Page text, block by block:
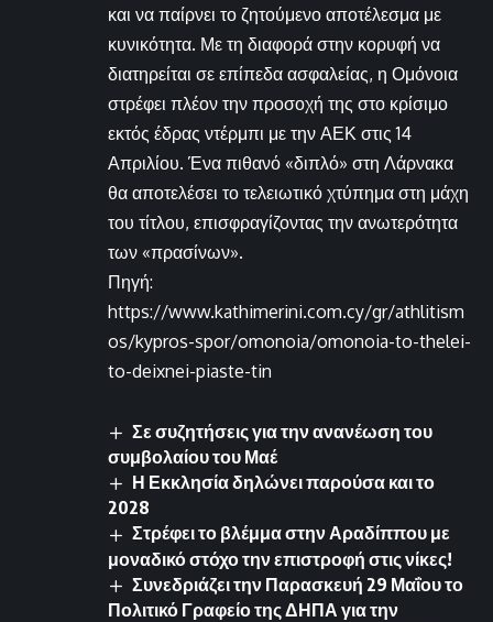
και να παίρνει το ζητούμενο αποτέλεσμα με
κυνικότητα. Με τη διαφορά στην κορυφή να
διατηρείται σε επίπεδα ασφαλείας, η Ομόνοια
στρέφει πλέον την προσοχή της στο κρίσιμο
εκτός έδρας ντέρμπι με την ΑΕΚ στις 14
Απριλίου. Ένα πιθανό «διπλό» στη Λάρνακα
θα αποτελέσει το τελειωτικό χτύπημα στη μάχη
του τίτλου, επισφραγίζοντας την ανωτερότητα
των «πρασίνων».
Πηγή:
https://www.kathimerini.com.cy/gr/athlitism
os/kypros-spor/omonoia/omonoia-to-thelei-
to-deixnei-piaste-tin
Σε συζητήσεις για την ανανέωση του
συμβολαίου του Μαέ
Η Εκκλησία δηλώνει παρούσα και το
2028
Στρέφει το βλέμμα στην Αραδίππου με
μοναδικό στόχο την επιστροφή στις νίκες!
Συνεδριάζει την Παρασκευή 29 Μαΐου το
Πολιτικό Γραφείο της ΔΗΠΑ για την